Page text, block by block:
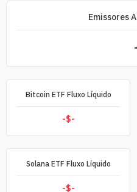
Emissores
Bitcoin ETF Fluxo Líquido
-$-
Solana ETF Fluxo Líquido
-$-